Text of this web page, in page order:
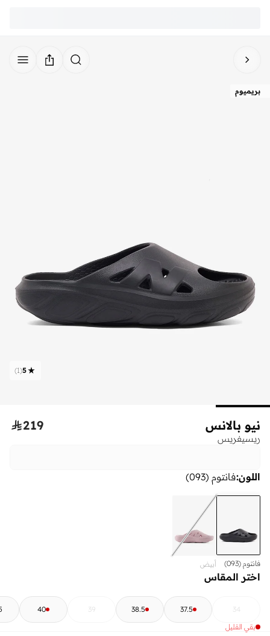
بريميوم
5
(
1
)
نيو بالانس
ريسيفريس
219
اللون:فانتوم (093)
فانتوم (093) أبيض
اختر المقاس
34
37.5
38.5
39
40
بقي القليل